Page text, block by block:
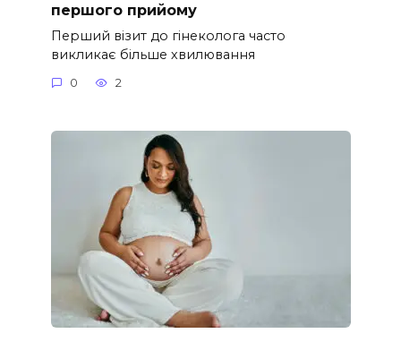
першого прийому
Перший візит до гінеколога часто
викликає більше хвилювання
0 2